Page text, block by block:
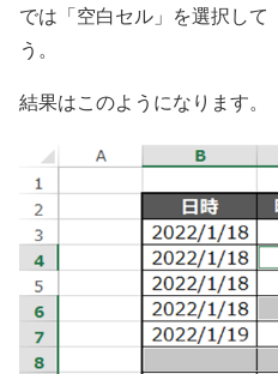
では「空白セル」を選択して
う。
結果はこのようになります。